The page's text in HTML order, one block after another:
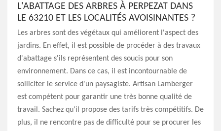
L'ABATTAGE DES ARBRES À PERPEZAT DANS
LE 63210 ET LES LOCALITÉS AVOISINANTES ?
Les arbres sont des végétaux qui améliorent l'aspect des
jardins. En effet, il est possible de procéder à des travaux
d'abattage s'ils représentent des soucis pour son
environnement. Dans ce cas, il est incontournable de
solliciter le service d'un paysagiste. Artisan Lamberger
est compétent pour garantir une très bonne qualité de
travail. Sachez qu'il propose des tarifs très compétitifs. De
plus, il ne rencontre pas de difficulté pour se procurer les